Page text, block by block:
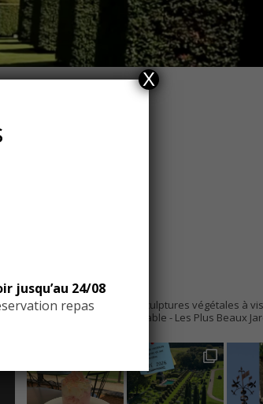
EYRIGNAC
10 hectares de sculptures végétales à
- Jardin Remarquable- Les Plus Beaux
jusqu’au 24/08
repas
X